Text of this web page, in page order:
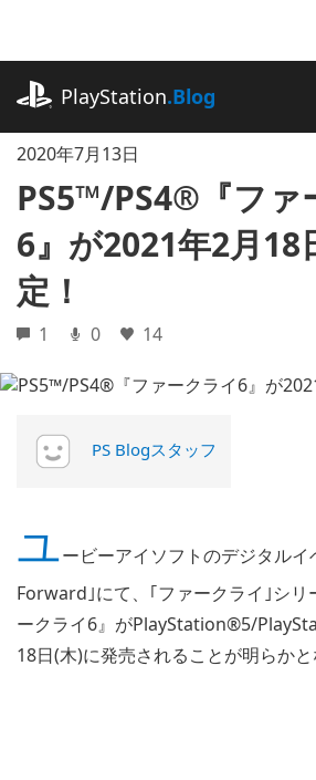
に
ッ
PlayStation.Blog
2020年7月13日
PS5™/PS4®『ファ
6』が2021年2月18
定！
1 0 14
PS Blogスタッフ
ユービーアイソフトのデジタル
Forward｣にて、｢ファークライ｣シリ
ークライ6』がPlayStation®5/
18日(木)に発売されることが明らかと